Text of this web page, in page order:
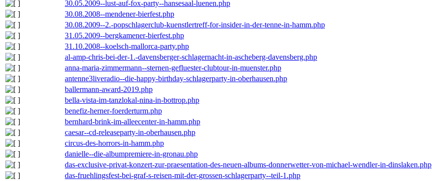
30.05.2009--lust-auf-fox-party--hansesaal-luenen.php
30.08.2008--mendener-bierfest.php
30.08.2009--2.-popschlagerclub-kuenstlertreff-for-insider-in-der-tenne-in-hamm.php
31.05.2009--bergkamener-bierfest.php
31.10.2008--koelsch-mallorca-party.php
al-amp-chris-bei-der-1.-davensberger-schlagernacht-in-ascheberg-davensberg.php
anna-maria-zimmermann--sternen-gefluester-clubtour-in-muenster.php
antenne3liveradio--die-happy-birthday-schlagerparty-in-oberhausen.php
ballermann-award-2019.php
bella-vista-im-tanzlokal-nina-in-bottrop.php
benefiz-herner-foerderturm.php
bernhard-brink-im-alleecenter-in-hamm.php
caesar--cd-releaseparty-in-oberhausen.php
circus-des-horrors-in-hamm.php
danielle--die-albumpremiere-in-gronau.php
das-exclusive-privat-konzert-zur-praesentation-des-neuen-albums-donnerwetter-von-michael-wendler-in-dinslaken.php
das-fruehlingsfest-bei-graf-s-reisen-mit-der-grossen-schlagerparty--teil-1.php